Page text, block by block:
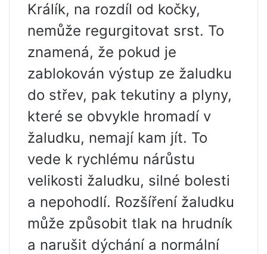
Králík, na rozdíl od kočky,
nemůže regurgitovat srst. To
znamená, že pokud je
zablokován výstup ze žaludku
do střev, pak tekutiny a plyny,
které se obvykle hromadí v
žaludku, nemají kam jít. To
vede k rychlému nárůstu
velikosti žaludku, silné bolesti
a nepohodlí. Rozšíření žaludku
může způsobit tlak na hrudník
a narušit dýchání a normální